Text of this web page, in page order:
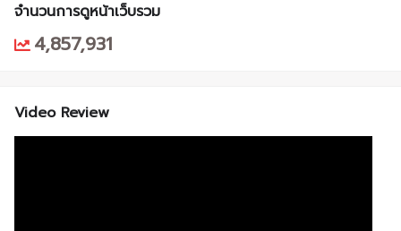
จำนวนการดูหน้าเว็บรวม
4,857,931
Video Review